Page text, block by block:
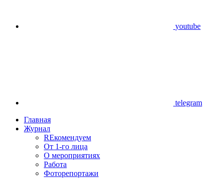
youtube
telegram
Главная
Журнал
REкомендуем
От 1-го лица
О мероприятиях
Работа
Фоторепортажи